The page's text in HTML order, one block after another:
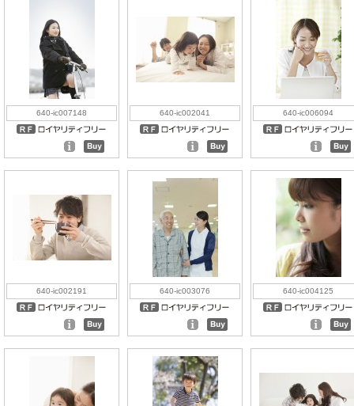
640-ic007148 640-ic002041 640-ic006094
640-ic002191 640-ic003076 640-ic004125